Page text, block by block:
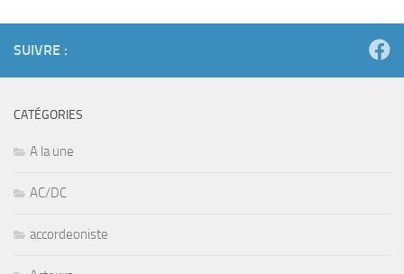
SUIVRE :
CATÉGORIES
A la une
AC/DC
accordeoniste